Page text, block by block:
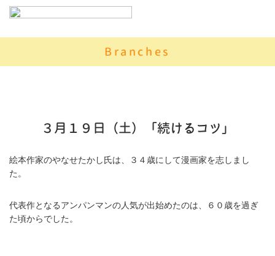
Branches
３月１９日（土）「続けるコツ」
絵本作家のやなせたかし氏は、３４歳にして漫画家を志しまし
た。
代表作となるアンパンマンの人気が出始めたのは、６０歳を過ぎ
た頃からでした。